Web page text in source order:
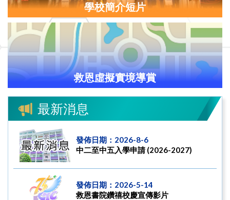
學校簡介短片
救恩虛擬實境導賞
最新消息
發佈日期：2026-8-6
中二至中五入學申請 (2026-2027)
發佈日期：2026-5-14
救恩書院鑽禧校慶宣傳影片